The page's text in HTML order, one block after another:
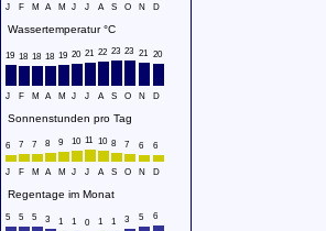
J F M A M J J A S O N D
Wassertemperatur °C
19 18 18 18 19 20 21 22 23 23 21 20
J F M A M J J A S O N D
Sonnenstunden pro Tag
6 7 7 8 9 10 11 10 8 7 6 6
J F M A M J J A S O N D
Regentage im Monat
5 5 5 3 1 1 0 1 1 3 5 6